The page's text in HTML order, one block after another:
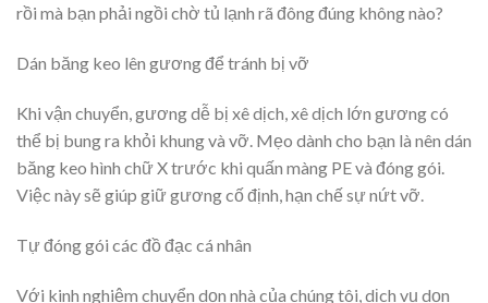
rồi mà bạn phải ngồi chờ tủ lạnh rã đông đúng không nào?
Dán băng keo lên gương để tránh bị vỡ
Khi vận chuyển, gương dễ bị xê dịch, xê dịch lớn gương có
thể bị bung ra khỏi khung và vỡ. Mẹo dành cho bạn là nên dán
băng keo hình chữ X trước khi quấn màng PE và đóng gói.
Việc này sẽ giúp giữ gương cố định, hạn chế sự nứt vỡ.
Tự đóng gói các đồ đạc cá nhân
Với kinh nghiệm chuyển dọn nhà của chúng tôi, dịch vụ dọn